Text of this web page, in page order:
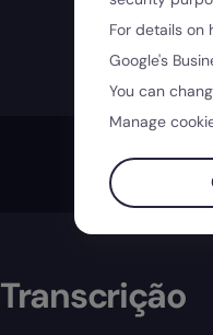
Transcrição
For details on
Google's
You can
Manage